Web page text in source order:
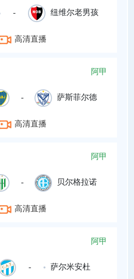
- 纽维尔老男孩
高清直播
阿甲
- 萨斯菲尔德
高清直播
阿甲
- 贝尔格拉诺
高清直播
阿甲
- 萨尔米安杜